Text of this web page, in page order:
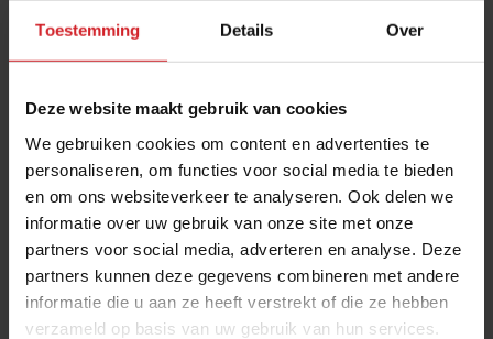
Toestemming Details Over
Deze website maakt gebruik van cookies
We gebruiken cookies om content en advertenties te
personaliseren, om functies voor social media te bieden
en om ons websiteverkeer te analyseren. Ook delen we
informatie over uw gebruik van onze site met onze
partners voor social media, adverteren en analyse. Deze
partners kunnen deze gegevens combineren met andere
informatie die u aan ze heeft verstrekt of die ze hebben
verzameld op basis van uw gebruik van hun services.
Ook bij Cala had ik mijn twijfels. Het voelde erg nep en
robottrend is ten dode opgeschreven. En inderdaad,
het sloeg niet aan. Cala heeft momenteel drie locaties
in Parijs waar het niet echt storm loopt. Pazzi heeft na
tien jaar ploeteren de deuren moeten sluiten. Volgens
hun persbericht deels omdat ‘het publiek een
algemeen wantrouwen heeft tegen robots’.
Robo-collegialiteit